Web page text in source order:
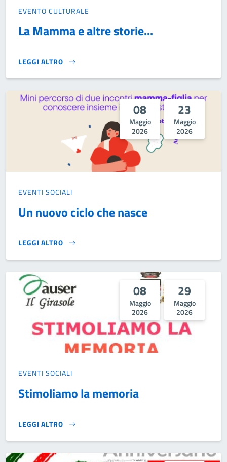
EVENTO CULTURALE
La Mamma e altre storie...
LEGGI ALTRO
LA MAMMA E ALTRE STORIE...}
08
Maggio
2026
23
Maggio
2026
EVENTI SOCIALI
Un nuovo ciclo che nasce
LEGGI ALTRO
UN NUOVO CICLO CHE NASCE}
08
Maggio
2026
29
Maggio
2026
EVENTI SOCIALI
Stimoliamo la memoria
LEGGI ALTRO
STIMOLIAMO LA MEMORIA}